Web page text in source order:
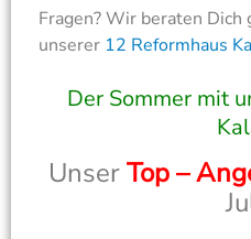
Fragen? Wir beraten Dich
unserer 12 Reformhaus
Der Sommer mit
UnserTop –